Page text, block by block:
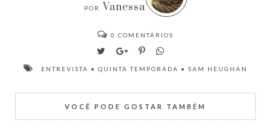
Vanessa
0 COMENTÁRIOS
ENTREVISTA • QUINTA TEMPORADA • SAM HEUGHAN
VOCÊ PODE GOSTAR TAMBÉM